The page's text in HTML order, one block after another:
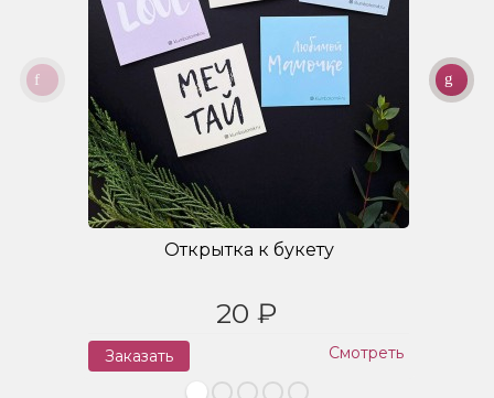
Открытка к букету
20 ₽
Заказать Смотреть